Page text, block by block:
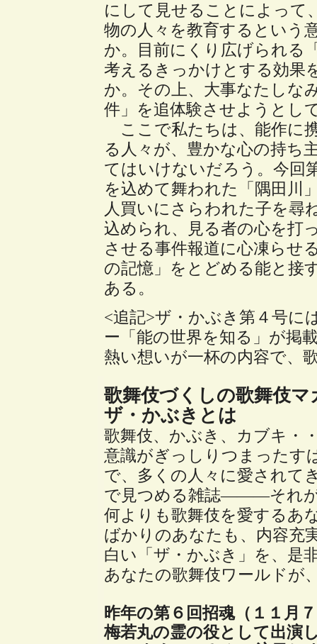
にして見せることによって
物の人々を教育するという
か。目前にくり広げられる
考えるきっかけとする効果
か。その上、大事なたしな
件」を追体験させようとし
ここで私たちは、能作に
る人々が、豊かな心の持ち
てはいけないだろう。今回
を込めて舞われた「隅田川
人買いにさらわれた子を尋
込められ、見る者の心を打
させる事件報道に心凍らせ
の記憶」をとどめる能と接
ある。
<追記>ザ・かぶき第４号に
ー「能の世界を知る」が掲
熱い想いが一杯の内容で、
歌舞伎づくしの歌舞伎マ
ザ・かぶきとは
歌舞伎、かぶき、カブキ・
意識がぎっしりつまったす
で、多くの人々に愛されて
で見つめる雑誌―――それ
何よりも歌舞伎を愛するあ
ばかりのあなたも、内容充
白い「ザ・かぶき」を、是
あなたの歌舞伎ワールドが
昨年の第６回招魂（１１月
梅若丸の霊の役として出演